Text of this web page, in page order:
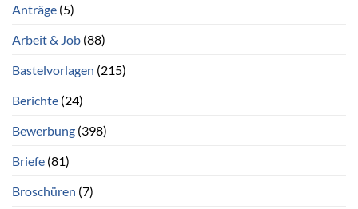
Anträge (5)
Arbeit & Job (88)
Bastelvorlagen (215)
Berichte (24)
Bewerbung (398)
Briefe (81)
Broschüren (7)